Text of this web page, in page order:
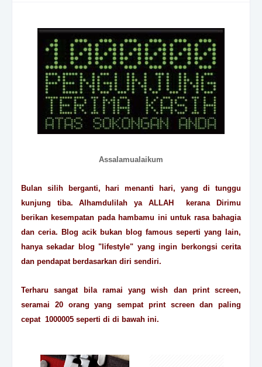
Assalamualaikum
Bulan silih berganti, hari menanti hari, yang di tunggu
kunjung tiba. Alhamdulilah ya ALLAH kerana Dirimu
berikan kesempatan pada hambamu ini untuk rasa bahagia
dan ceria. Blog acik bukan blog famous seperti yang lain,
hanya sekadar blog "lifestyle" yang ingin berkongsi cerita
dan pendapat berdasarkan diri sendiri.
Terharu sangat bila ramai yang wish dan print screen,
seramai 20 orang yang sempat print screen dan paling
cepat 1000005 seperti di di bawah ini.